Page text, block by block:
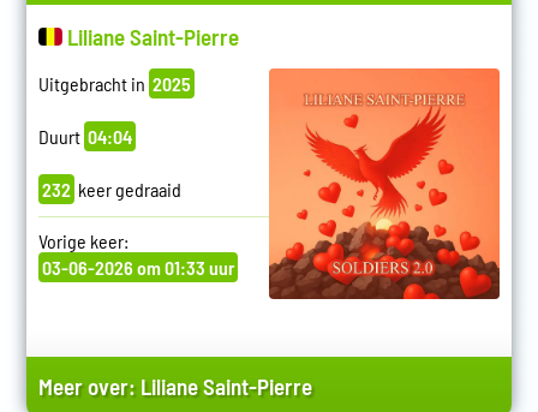
Liliane Saint-Pierre
Uitgebracht in 2025
Duurt 04:04
232 keer gedraaid
Vorige keer:
03-06-2026 om 01:33 uur
Meer over: Liliane Saint-Pierre